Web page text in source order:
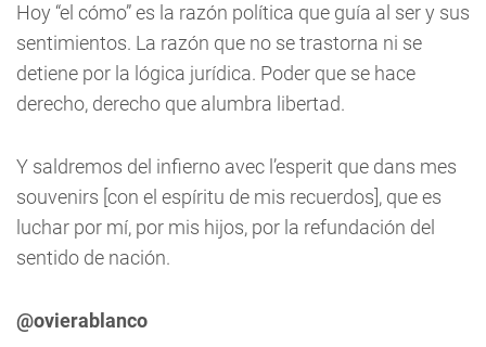
Hoy “el cómo” es la razón política que guía al ser y sus
sentimientos. La razón que no se trastorna ni se
detiene por la lógica jurídica. Poder que se hace
derecho, derecho que alumbra libertad.
Y saldremos del infierno avec l’esperit que dans mes
souvenirs [con el espíritu de mis recuerdos], que es
luchar por mí, por mis hijos, por la refundación del
sentido de nación.
@ovierablanco